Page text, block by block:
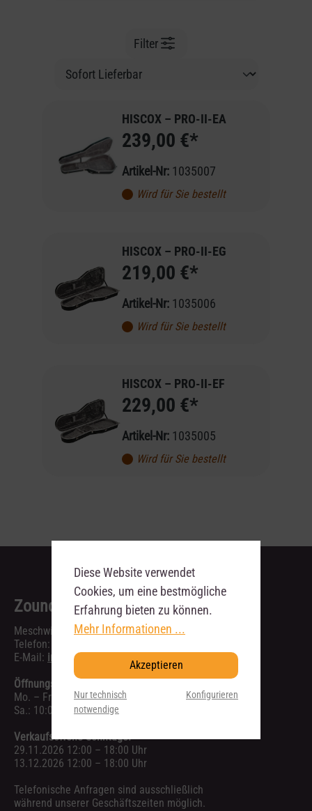
Filter
HISCOX – PRO-II-EA
239,00 €*
Artikel-Nr: 1035007
Wird für Sie bestellt
HISCOX – PRO-II-EG
219,00 €*
Artikel-Nr: 1035006
Wird für Sie bestellt
HISCOX – PRO-II-EF
229,00 €*
Artikel-Nr: 1035005
Wird für Sie bestellt
Zoundhouse Dresden
Meschwitzstr. 6, 01099 Dresden
Telefon:
E-Mail: info@zoundhouse.de
Öffnungszeiten:
Mo. – Fr.: 10:00 – 19:00 Uhr
Sa.: 10:00 – 16:00 Uhr
Verkaufsoffene Sonntage:
29.11.2026 12:00 – 18:00 Uhr
13.12.2026 12:00 – 18:00 Uhr
Telefonische Anfragen sind ausschließlich
während unserer Geschäftszeiten möglich.
Diese Website verwendet
Cookies, um eine bestmögliche
Erfahrung bieten zu können.
Mehr Informationen ...
Akzeptieren
Nur technisch
notwendige
Konfigurieren